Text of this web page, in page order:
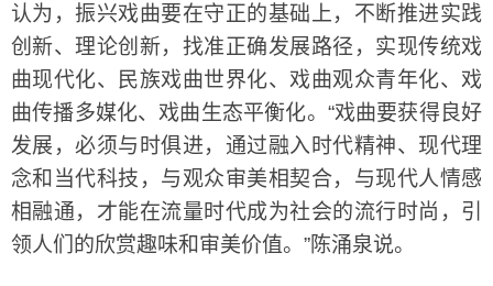
认为，振兴戏曲要在守正的基础上，不断推进实践
创新、理论创新，找准正确发展路径，实现传统戏
曲现代化、民族戏曲世界化、戏曲观众青年化、戏
曲传播多媒化、戏曲生态平衡化。“戏曲要获得良好
发展，必须与时俱进，通过融入时代精神、现代理
念和当代科技，与观众审美相契合，与现代人情感
相融通，才能在流量时代成为社会的流行时尚，引
领人们的欣赏趣味和审美价值。”陈涌泉说。